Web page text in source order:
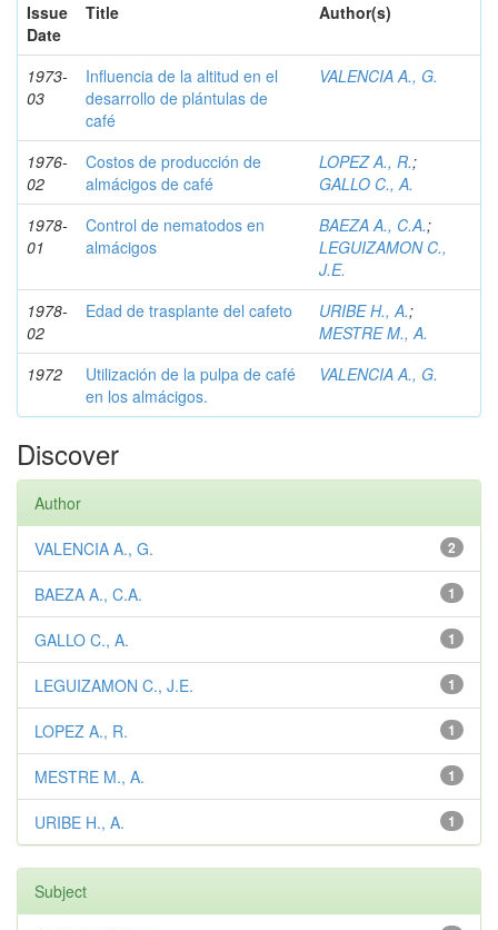
Issue
Date
Title Author(s)
1973-
03
Influencia de la altitud en el
desarrollo de plántulas de
café
VALENCIA A., G.
1976-
02
Costos de producción de
almácigos de café
LOPEZ A., R.;
GALLO C., A.
1978-
01
Control de nematodos en
almácigos
BAEZA A., C.A.;
LEGUIZAMON C.,
J.E.
1978-
02
Edad de trasplante del cafeto URIBE H., A.;
MESTRE M., A.
1972
Utilización de la pulpa de café
en los almácigos.
VALENCIA A., G.
Discover
Author
2
VALENCIA A., G.
1
BAEZA A., C.A.
1
GALLO C., A.
1
LEGUIZAMON C., J.E.
1
LOPEZ A., R.
1
MESTRE M., A.
1
URIBE H., A.
Subject